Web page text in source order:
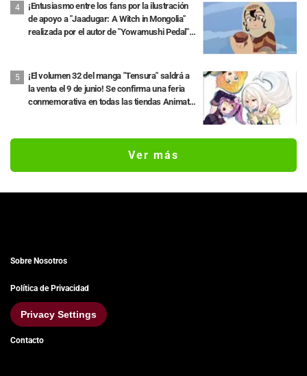
¡Entusiasmo entre los fans por la ilustración
de apoyo a "Jaadugar: A Witch in Mongolia"
realizada por el autor de "Yowamushi Pedal"!
habitual"
¡El volumen 32 del manga "Tensura" saldrá a
la venta el 9 de junio! Se confirma una feria
conmemorativa en todas las tiendas Animate
exclusiva de Rimuru
Ver más
Sobre Nosotros
Política de Privacidad
Privacy Settings
Contacto